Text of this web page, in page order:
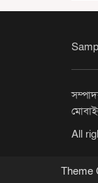
All
Theme